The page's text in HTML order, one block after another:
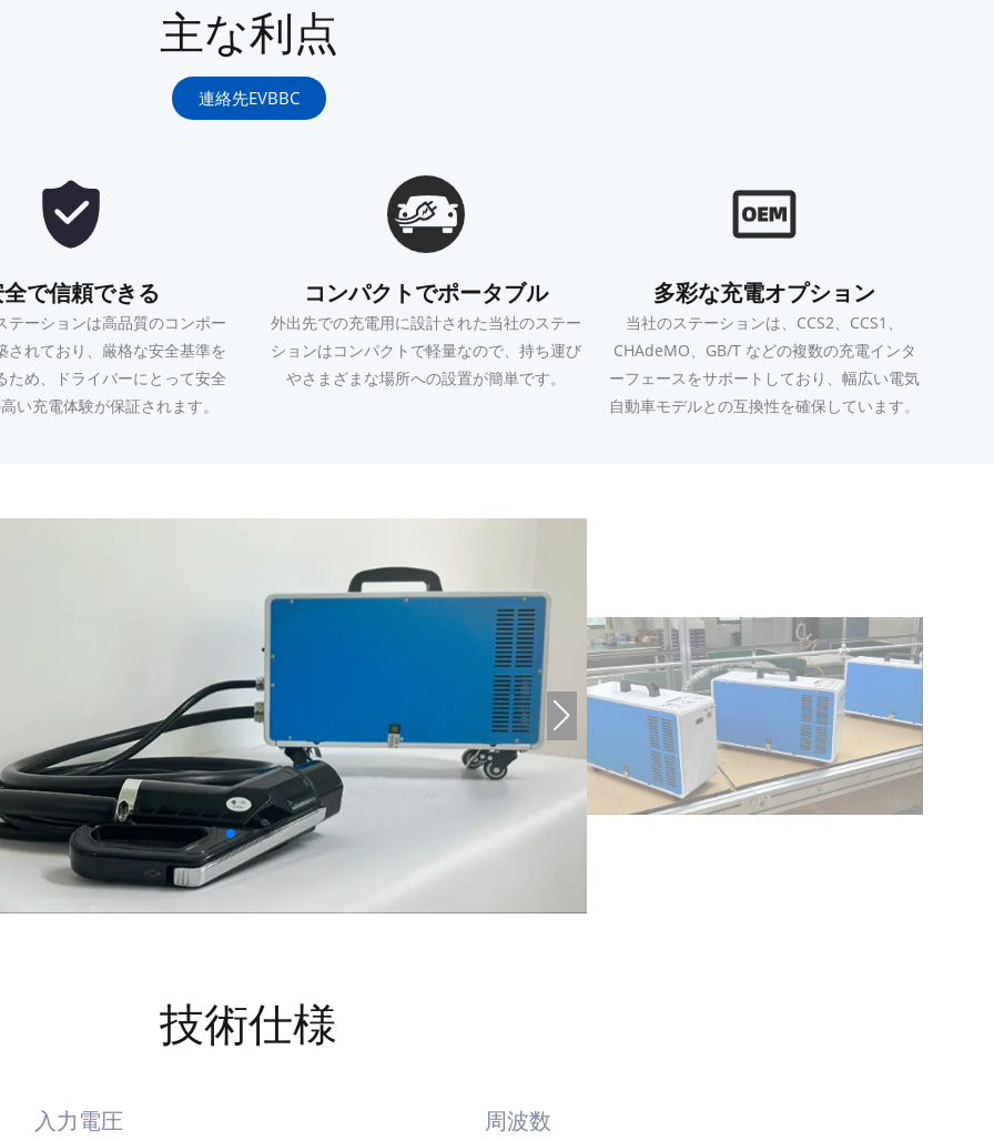
主な利点
連絡先EVBBC
で信頼できる
テーションは高品質のコンポー
されており、厳格な安全基準を
ため、ドライバーにとって安全
い充電体験が保証されます。
コンパクトでポータブル
外出先での充電用に設計された当社のステー
ションはコンパクトで軽量なので、持ち運び
やさまざまな場所への設置が簡単です。
多彩な充電オプション
当社のステーションは、CCS2、CCS1、
CHAdeMO、GB/T などの複数の充電インタ
ーフェースをサポートしており、幅広い電気
自動車モデルとの互換性を確保しています。
技術仕様
入力電圧
周波数